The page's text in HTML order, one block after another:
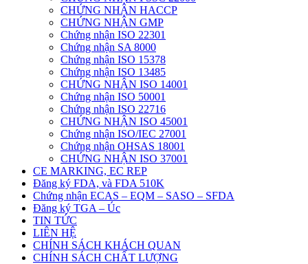
CHỨNG NHẬN HACCP
CHỨNG NHẬN GMP
Chứng nhận ISO 22301
Chứng nhận SA 8000
Chứng nhận ISO 15378
Chứng nhận ISO 13485
CHỨNG NHẬN ISO 14001
Chứng nhận ISO 50001
Chứng nhận ISO 22716
CHỨNG NHẬN ISO 45001
Chứng nhận ISO/IEC 27001
Chứng nhận OHSAS 18001
CHỨNG NHẬN ISO 37001
CE MARKING, EC REP
Đăng ký FDA, và FDA 510K
Chứng nhận ECAS – EQM – SASO – SFDA
Đăng ký TGA – Úc
TIN TỨC
LIÊN HỆ
CHÍNH SÁCH KHÁCH QUAN
CHÍNH SÁCH CHẤT LƯỢNG